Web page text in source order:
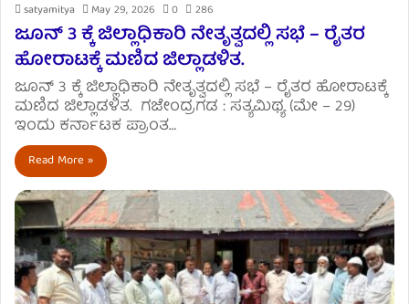
satyamitya May 29, 2026 0 286
ಜೂನ್ 3 ಕ್ಕೆ ಜಿಲ್ಲಾಧಿಕಾರಿ ನೇತೃತ್ವದಲ್ಲಿ ಸಭೆ – ರೈತರ
ಹೋರಾಟಕ್ಕೆ ಮಣಿದ ಜಿಲ್ಲಾಡಳಿತ.
ಜೂನ್ 3 ಕ್ಕೆ ಜಿಲ್ಲಾಧಿಕಾರಿ ನೇತೃತ್ವದಲ್ಲಿ ಸಭೆ – ರೈತರ ಹೋರಾಟಕ್ಕೆ
ಮಣಿದ ಜಿಲ್ಲಾಡಳಿತ. ಗಜೇಂದ್ರಗಡ : ಸತ್ಯಮಿಥ್ಯ (ಮೇ – 29)
ಇಂದು ಕರ್ನಾಟಕ ಪ್ರಾಂತ…
Read More »